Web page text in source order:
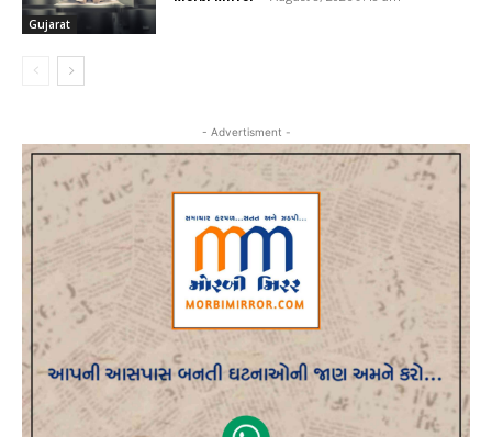
Gujarat
- Advertisment -